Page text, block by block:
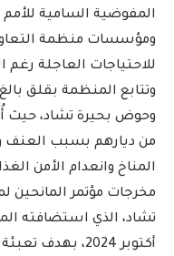
المفوضية السامية
ومؤسسات منظمة
للاحتياجات العاجلة رغم
وتتابع المنظمة بقلق
وحوض بحيرة تشاد، حيث
من ديارهم بسبب العنف
المناخ وانعدام الأمن
مخرجات مؤتمر
أكتوبر 2024،